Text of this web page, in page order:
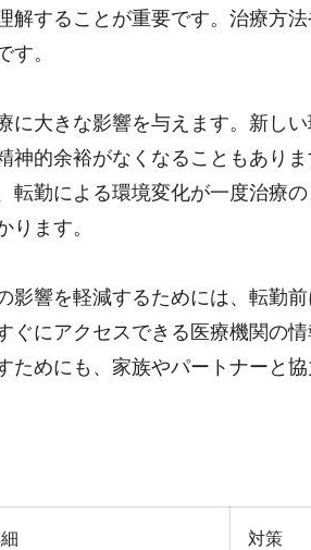
解することが重要です。治療方
す。
に大きな影響を与えます。新し
神的余裕がなくなることもあり
転勤による環境変化が一度治療
ります。
影響を軽減するためには、転勤
ぐにアクセスできる医療機関の
ためにも、家族やパートナーと
対策